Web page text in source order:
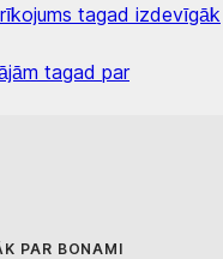
tagad izdevīgāk
tagad par
PAR BONAMI